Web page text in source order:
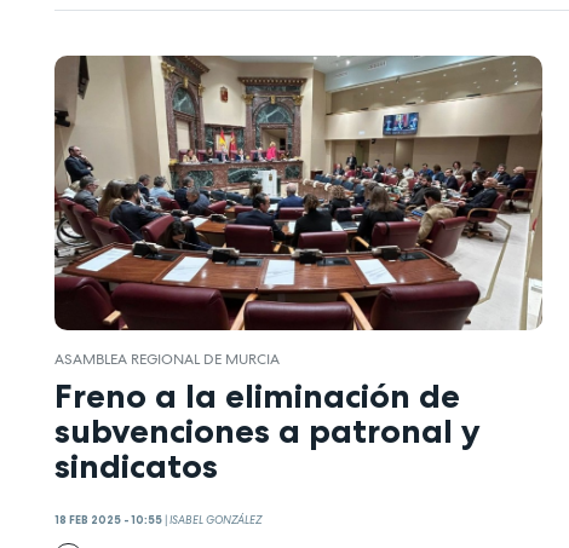
ASAMBLEA REGIONAL DE MURCIA
Freno a la eliminación de
subvenciones a patronal y
sindicatos
18 FEB 2025 - 10:55 |ISABEL GONZÁLEZ